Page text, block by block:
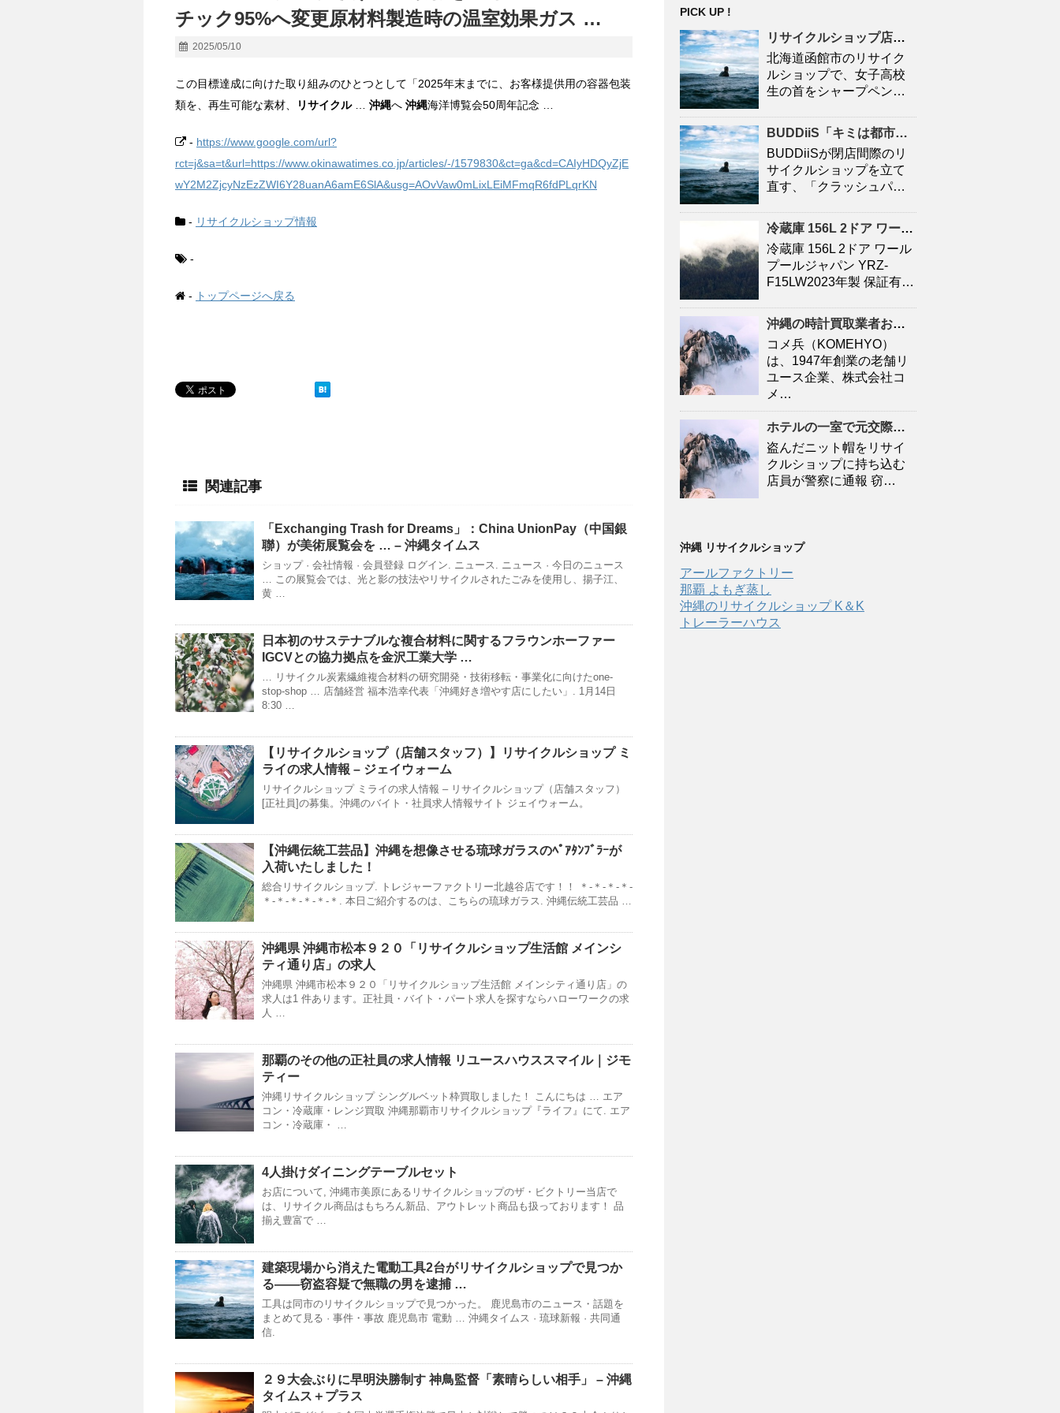
チック95%へ変更原材料製造時の温室効果ガス …
2025/05/10
この目標達成に向けた取り組みのひとつとして「2025年末までに、お客様提供用の容器包装
類を、再生可能な素材、
リサイクル… 沖縄へ 沖縄海洋博覧会50周年記念 …
- https://www.google.com/url?
rct=j&sa=t&url=https://www.okinawatimes.co.jp/articles/-/1579830&ct=ga&cd=CAIyHDQyZjE
wY2M2ZjcyNzEzZWI6Y28uanA6amE6SlA&usg=AOvVaw0mLixLEiMFmqR6fdPLqrKN
- リサイクルショップ情報
-
- トップページへ戻る
関連記事
「Exchanging Trash for Dreams」：China UnionPay（中国銀
聯）が美術展覧会を … – 沖縄タイムス
ショップ · 会社情報 · 会員登録 ログイン. ニュース. ニュース · 今日のニュース
… この展覧会では、光と影の技法やリサイクルされたごみを使用し、揚子江、
黄 …
日本初のサステナブルな複合材料に関するフラウンホーファー
IGCVとの協力拠点を金沢工業大学 …
… リサイクル炭素繊維複合材料の研究開発・技術移転・事業化に向けたone-
stop-shop … 店舗経営 福本浩幸代表「沖縄好き増やす店にしたい」. 1月14日
8:30 …
【 リサイクルショップ（店舗スタッフ）】 リサイクルショップミ
ライの求人情報 – ジェイウォーム
リサイクルショップ ミライの求人情報 – リサイクルショップ（店舗スタッフ）
[正社員]の募集。沖縄のバイト・社員求人情報サイト ジェイウォーム。
【沖縄伝統工芸品】 沖縄を想像させる琉球ガラスのﾍﾟｱﾀﾝﾌﾞﾗｰが
入荷いたしました！
総合リサイクルショップ. トレジャーファクトリー北越谷店です！！ ＊‐＊‐＊‐＊‐
＊‐＊‐＊‐＊‐＊‐＊. 本日ご紹介するのは、こちらの琉球ガラス. 沖縄伝統工芸品 …
沖縄県 沖縄市松本９２０「 リサイクルショップ生活館 メインシ
ティ通り店」の求人
沖縄県 沖縄市松本９２０「リサイクルショップ生活館 メインシティ通り店」の
求人は1 件あります。正社員・バイト・パート求人を探すならハローワークの求
人 …
那覇のその他の正社員の求人情報 リユースハウススマイル｜ジモ
ティー
沖縄リサイクルショップ シングルベット枠買取しました！ こんにちは … エア
コン・冷蔵庫・レンジ買取 沖縄那覇市リサイクルショップ『ライフ』にて. エア
コン・冷蔵庫・ …
4人掛けダイニングテーブルセット
お店について, 沖縄市美原にあるリサイクルショップのザ・ビクトリー当店で
は、リサイクル商品はもちろん新品、アウトレット商品も扱っております！ 品
揃え豊富で …
建築現場から消えた電動工具2台がリサイクルショップで見つか
る――窃盗容疑で無職の男を逮捕 …
工具は同市のリサイクルショップで見つかった。 鹿児島市のニュース・話題を
まとめて見る · 事件・事故 鹿児島市 電動 … 沖縄タイムス · 琉球新報 · 共同通
信.
２９大会ぶりに早明決勝制す 神鳥監督「素晴らしい相手」 – 沖縄
タイムス＋プラス
PICK UP !
リサイクルショップ店内で面識ない女子高校生の首をシャープペンシルで刺す 41歳の男を殺人未遂 …
北海道函館市のリサイク
ルショップで、女子高校
生の首をシャープペン…
BUDDiiS「キミは都市伝説 / クラッシュパラダイス」初回生産限定盤 Type-B – ナタリー
BUDDiiSが閉店間際のリ
サイクルショップを立て
直す、「クラッシュパ…
冷蔵庫 156L 2ドア ワールプールジャパン YRZ-F15LW |
冷蔵庫 156L 2ドア ワール
プールジャパン YRZ-
F15LW2023年製 保証有…
沖縄の時計買取業者おすすめ5選！本島・離島の店舗を徹底比較 – おいくら
コメ兵（KOMEHYO）
は、1947年創業の老舗リ
ユース企業、株式会社コ
メ…
ホテルの一室で元交際相手の女性の腕をかむ 傷害の疑いで飲食店従業員の男（23）逮捕 札幌市
盗んだニット帽をリサイ
クルショップに持ち込む
店員が警察に通報 窃…
沖縄 リサイクルショップ
アールファクトリー
那覇 よもぎ蒸し
沖縄のリサイクルショップ K＆K
トレーラーハウス